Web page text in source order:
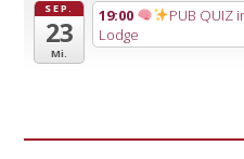
SEP.
23
Mi.
19:00 PUB QUIZ
Lodge